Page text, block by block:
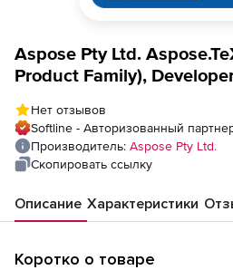
Aspose Pty Ltd.
Product Family),
Нет отзывов
Softline - Авторизованный
Производитель: Aspose Pty Ltd.
Скопировать ссылку
Описание Характеристики
Коротко о товаре